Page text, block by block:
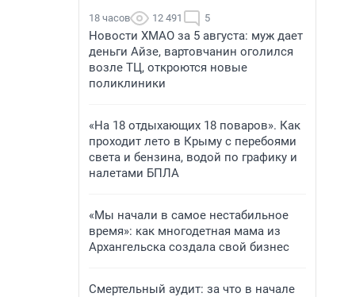
18 часов 12 491 5
Новости ХМАО за 5 августа: муж дает
деньги Айзе, вартовчанин оголился
возле ТЦ, откроются новые
поликлиники
«На 18 отдыхающих 18 поваров». Как
проходит лето в Крыму с перебоями
света и бензина, водой по графику и
налетами БПЛА
«Мы начали в самое нестабильное
время»: как многодетная мама из
Архангельска создала свой бизнес
Смертельный аудит: за что в начале